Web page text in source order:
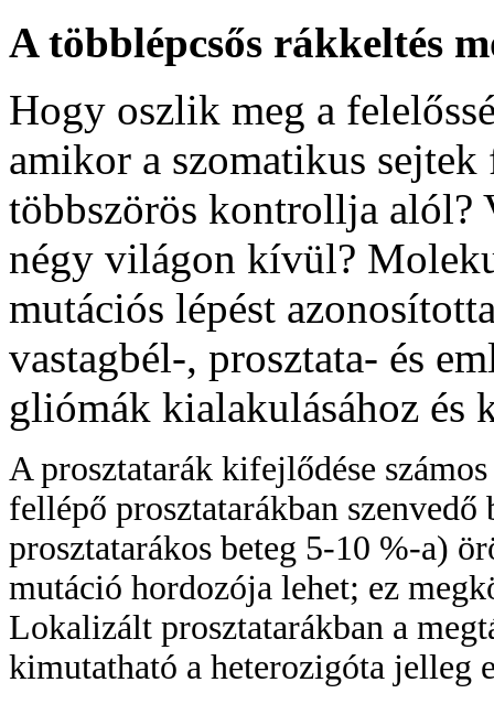
A többlépcsős rákkeltés
Hogy oszlik meg a
amikor a szomatikus sejtek
többszörös kontrollja alól?
négy világon kívül?
mutációs lépést
vastagbél-, prosztata- és
gliómák kialakulásához és
A prosztatarák kifejlődése
fellépő prosztatarákban szenvedő
prosztatarákos beteg 5-10 %-a)
mutáció hordozója lehet; ez
Lokalizált prosztatarákban a
kimutatható a heterozigóta jelleg